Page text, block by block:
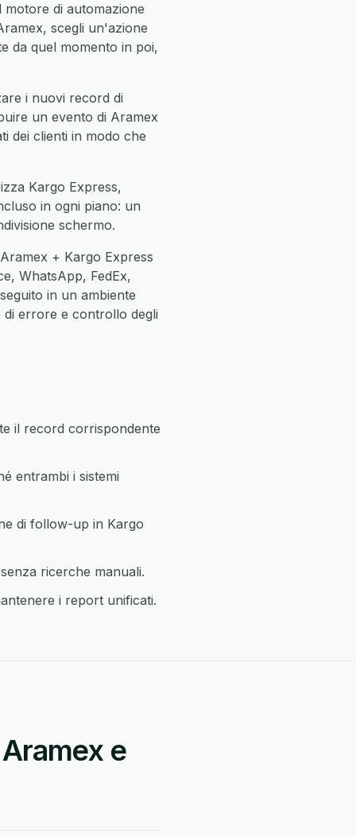
motore di automazione
scegli un'azione
da quel momento in poi,
i nuovi record di
un evento di Aramex
dei clienti in modo che
Kargo Express,
in ogni piano: un
schermo.
+ Kargo Express
WhatsApp, FedEx,
in un ambiente
di errore e controllo degli
il record corrispondente
entrambi i sistemi
di follow-up in Kargo
ricerche manuali.
i report unificati.
e